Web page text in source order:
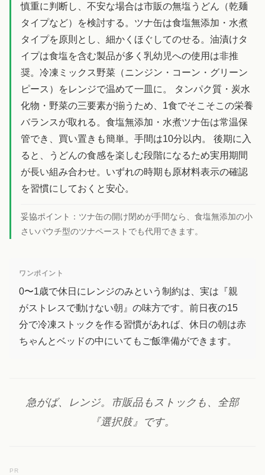
慎重に判断し、不安な場合は市販の無塩うどん（乾麺
タイプなど）を検討する。ツナ缶は食塩無添加・水煮
タイプを原則とし、細かくほぐしてのせる。油漬けタ
イプは食塩を含む製品が多く乳幼児への使用は非推
奨。冷凍ミックス野菜（ニンジン・コーン・グリーン
ピース）をレンジで温めて一皿に。 タンパク質・炭水
化物・野菜の三要素が揃うため、1食でそこそこの栄養
バランスが取れる。食塩無添加・水煮ツナ缶は常温保
管でき、買い置きも簡単。手間は10分以内。 後期に入
ると、うどんの食感を楽しむ段階になるため実用期間
が長い組み合わせ。いずれの時期も原材料表示の確認
を習慣にしておくと安心。
妥協ポイント： ツナ缶の開け閉めが手間なら、食塩無添加の小
さいパウチ型のツナペーストでも代用できます。
ワンポイント
0〜1歳で休日にレンジのみという制約は、実は『親
がストレスで動けない朝』の味方です。前日夜の15
分で冷凍ストックを作る習慣があれば、休日の朝は赤
ちゃんとベッドの中にいてもご飯準備ができます。
急がば、レンジ。市販品もストックも、全部
『選択肢』です。
PR